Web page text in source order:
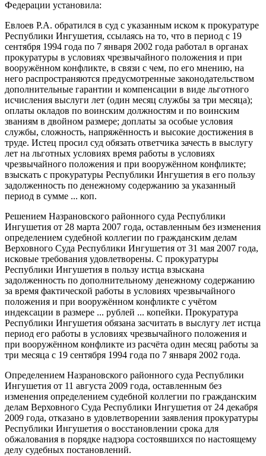
Федерации установила:
Евлоев Р.А. обратился в суд с указанным иском к прокуратуре
Республики Ингушетия, ссылаясь на то, что в период с 19
сентября 1994 года по 7 января 2002 года работал в органах
прокуратуры в условиях чрезвычайного положения и при
вооружённом конфликте, в связи с чем, по его мнению, на
него распространяются предусмотренные законодательством
дополнительные гарантии и компенсации в виде льготного
исчисления выслуги лет (один месяц службы за три месяца);
оплаты окладов по воинским должностям и по воинским
званиям в двойном размере; доплаты за особые условия
службы, сложность, напряжённость и высокие достижения в
труде. Истец просил суд обязать ответчика зачесть в выслугу
лет на льготных условиях время работы в условиях
чрезвычайного положения и при вооружённом конфликте;
взыскать с прокуратуры Республики Ингушетия в его пользу
задолженность по денежному содержанию за указанный
период в сумме ... коп.
Решением Назрановского районного суда Республики
Ингушетия от 28 марта 2007 года, оставленным без изменения
определением судебной коллегии по гражданским делам
Верховного Суда Республики Ингушетия от 31 мая 2007 года,
исковые требования удовлетворены. С прокуратуры
Республики Ингушетия в пользу истца взыскана
задолженность по дополнительному денежному содержанию
за время фактической работы в условиях чрезвычайного
положения и при вооружённом конфликте с учётом
индексации в размере ... рублей ... копейки. Прокуратура
Республики Ингушетия обязана засчитать в выслугу лет истца
период его работы в условиях чрезвычайного положения и
при вооружённом конфликте из расчёта один месяц работы за
три месяца с 19 сентября 1994 года по 7 января 2002 года.
Определением Назрановского районного суда Республики
Ингушетия от 11 августа 2009 года, оставленным без
изменения определением судебной коллегии по гражданским
делам Верховного Суда Республики Ингушетия от 24 декабря
2009 года, отказано в удовлетворении заявления прокуратуры
Республики Ингушетия о восстановлении срока для
обжалования в порядке надзора состоявшихся по настоящему
делу судебных постановлений.